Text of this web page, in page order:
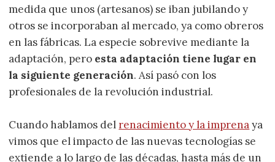
medida que unos (artesanos) se iban jubilando y
otros se incorporaban al mercado, ya como obreros
en las fábricas. La especie sobrevive mediante la
adaptación, pero esta adaptación tiene lugar en
la siguiente generación. Así pasó con los
profesionales de la revolución industrial.
Cuando hablamos delrenacimiento y la imprenaya
vimos que el impacto de las nuevas tecnologías se
extiende a lo largo de las décadas, hasta más de un